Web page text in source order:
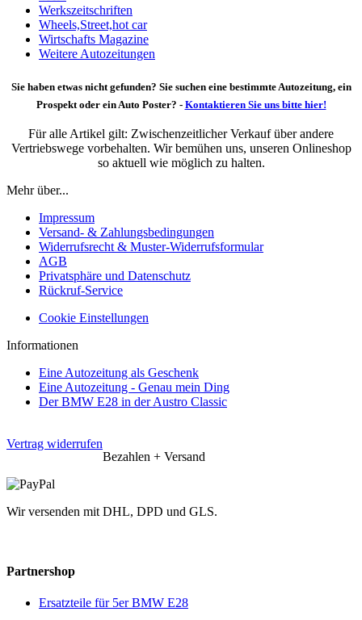
Werkszeitschriften
Wheels,Street,hot car
Wirtschafts Magazine
Weitere Autozeitungen
Sie haben etwas nicht gefunden? Sie suchen eine bestimmte Autozeitung, ein
Prospekt oder ein Auto Poster? - Kontaktieren Sie uns bitte hier!
Für alle Artikel gilt: Zwischenzeitlicher Verkauf über andere
Vertriebswege vorbehalten. Wir bemühen uns, unseren Onlineshop
so aktuell wie möglich zu halten.
Mehr über...
Impressum
Versand- & Zahlungsbedingungen
Widerrufsrecht & Muster-Widerrufsformular
AGB
Privatsphäre und Datenschutz
Rückruf-Service
Cookie Einstellungen
Informationen
Eine Autozeitung als Geschenk
Eine Autozeitung - Genau mein Ding
Der BMW E28 in der Austro Classic
Vertrag widerrufen
Bezahlen + Versand
Wir versenden mit DHL, DPD und GLS.
Partnershop
Ersatzteile für 5er BMW E28